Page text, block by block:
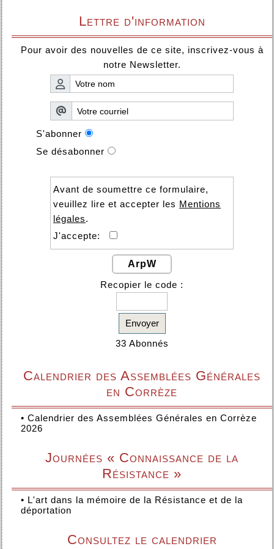
Lettre d'information
Pour avoir des nouvelles de ce site, inscrivez-vous à
notre Newsletter.
S'abonner
Se désabonner
Avant de soumettre ce formulaire,
veuillez lire et accepter les Mentions
légales.
J'accepte:
ArpW
Recopier le code :
Envoyer
33 Abonnés
Calendrier des Assemblées Générales
en Corrèze
• Calendrier des Assemblées Générales en Corrèze
2026
Journées « Connaissance de la
Résistance »
• L'art dans la mémoire de la Résistance et de la
déportation
Consultez le calendrier